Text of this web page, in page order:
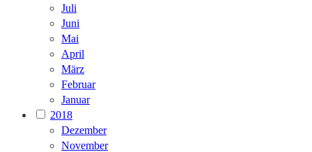
Juli
Juni
Mai
April
März
Februar
Januar
2018
Dezember
November